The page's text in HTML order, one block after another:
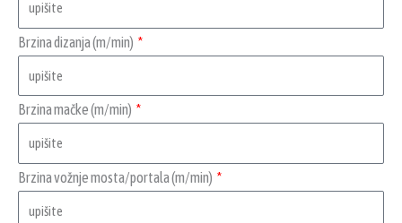
Brzina dizanja (m/min)
Brzina mačke (m/min)
Brzina vožnje mosta/portala (m/min)